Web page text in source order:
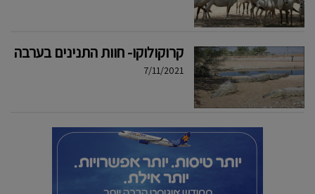
קרוקולוקו- חוות התנינים בערבה
7/11/2021